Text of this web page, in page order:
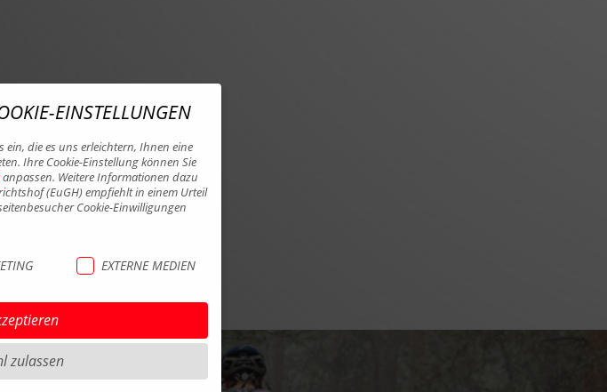
EINSTELLUNGEN
ein, die es uns erleichtern, Ihnen eine
Ihre Cookie-Einstellung können Sie
anpassen. Weitere Informationen dazu
(EuGH) empfiehlt in einem Urteil
Cookie-Einwilligungen
EXTERNE MEDIEN
zulassen